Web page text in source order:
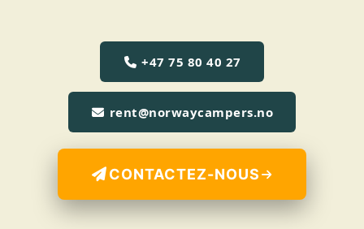
+47 75 80 40 27
rent@norwaycampers.no
CONTACTEZ-NOUS